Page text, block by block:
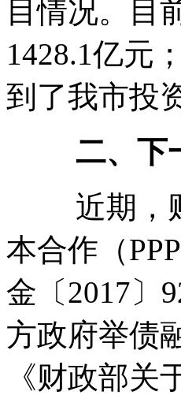
目情况。目
1428.1亿元
到了我市投
二、下
近期，财
本合作（
金〔2017〕
方政府举债
《财政部